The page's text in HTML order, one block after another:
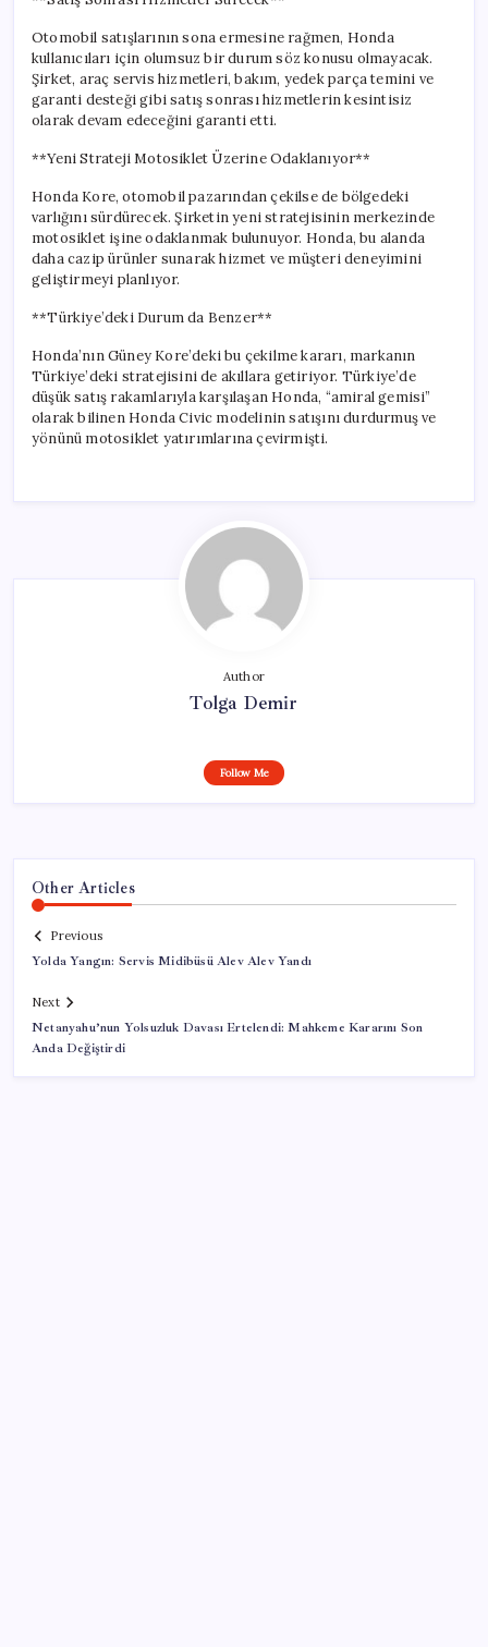
Otomobil satışlarının sona ermesine rağmen, Honda
kullanıcıları için olumsuz bir durum söz konusu olmayacak.
Şirket, araç servis hizmetleri, bakım, yedek parça temini ve
garanti desteği gibi satış sonrası hizmetlerin kesintisiz
olarak devam edeceğini garanti etti.
**Yeni Strateji Motosiklet Üzerine Odaklanıyor**
Honda Kore, otomobil pazarından çekilse de bölgedeki
varlığını sürdürecek. Şirketin yeni stratejisinin merkezinde
motosiklet işine odaklanmak bulunuyor. Honda, bu alanda
daha cazip ürünler sunarak hizmet ve müşteri deneyimini
geliştirmeyi planlıyor.
**Türkiye’deki Durum da Benzer**
Honda’nın Güney Kore’deki bu çekilme kararı, markanın
Türkiye’deki stratejisini de akıllara getiriyor. Türkiye’de
düşük satış rakamlarıyla karşılaşan Honda, “amiral gemisi”
olarak bilinen Honda Civic modelinin satışını durdurmuş ve
yönünü motosiklet yatırımlarına çevirmişti.
Author
Tolga Demir
Follow Me
Other Articles
Previous
Yolda Yangın: Servis Midibüsü Alev Alev Yandı
Next
Netanyahu’nun Yolsuzluk Davası Ertelendi: Mahkeme Kararını Son
Anda Değiştirdi